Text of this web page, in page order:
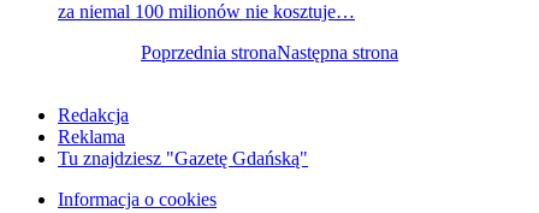
za niemal 100 milionów nie kosztuje…
Poprzednia stronaNastępna strona
Redakcja
Reklama
Tu znajdziesz "Gazetę Gdańską"
Informacja o cookies